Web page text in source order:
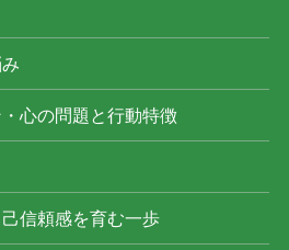
心の問題と行動特徴
信頼感を育む一歩